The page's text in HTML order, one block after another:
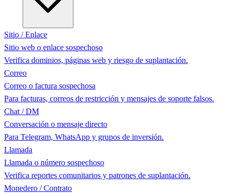
Sitio / Enlace
Sitio web o enlace sospechoso
Verifica dominios, páginas web y riesgo de suplantación.
Correo
Correo o factura sospechosa
Para facturas, correos de restricción y mensajes de soporte falsos.
Chat / DM
Conversación o mensaje directo
Para Telegram, WhatsApp y grupos de inversión.
Llamada
Llamada o número sospechoso
Verifica reportes comunitarios y patrones de suplantación.
Monedero / Contrato